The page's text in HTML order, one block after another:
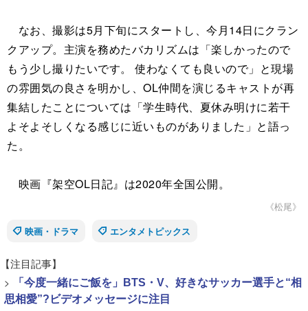
なお、撮影は5月下旬にスタートし、今月14日にクラン
クアップ。主演を務めたバカリズムは「楽しかったので
もう少し撮りたいです。 使わなくても良いので」と現場
の雰囲気の良さを明かし、OL仲間を演じるキャストが再
集結したことについては「学生時代、夏休み明けに若干
よそよそしくなる感じに近いものがありました」と語っ
た。
映画『架空OL日記』は2020年全国公開。
《松尾》
映画・ドラマ
エンタメトピックス
【注目記事】
>
「今度一緒にご飯を」BTS・V、好きなサッカー選手と“相
思相愛”?ビデオメッセージに注目